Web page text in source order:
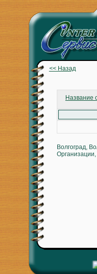
<< Назад
Название
Волгоград,